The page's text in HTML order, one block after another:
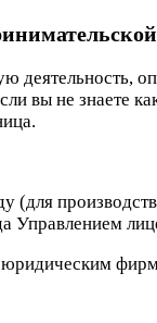
деятельность,
вы не знаете
(для
Управлением